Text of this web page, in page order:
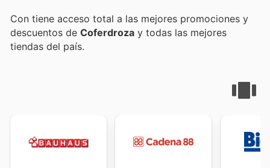
Con tiene acceso total a las mejores promociones y
descuentos de Coferdroza y todas las mejores
tiendas del país.